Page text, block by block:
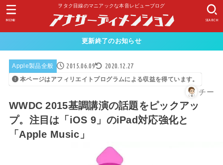
ヲタク目線のマニアックな本音レビューブログ
SEARCH
MENU
更新終了のお知らせ
Apple製品全般 2015.06.09 2020.12.27
本ページはアフィリエイトプログラムによる収益を得ています。
チー
WWDC 2015基調講演の話題をピックアッ
プ。注目は「iOS 9」のiPad対応強化と
「Apple Music」